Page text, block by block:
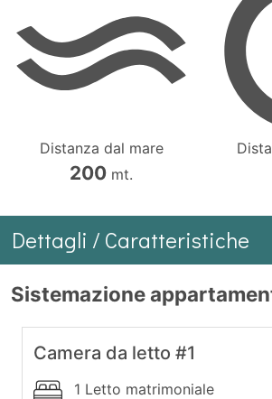
Distanza dal mare
200 mt.
Dettagli / Caratteristiche
Sistemazione
Camera da letto #1
1 Letto matrimoniale